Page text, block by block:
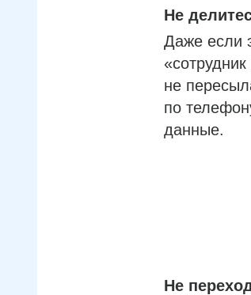
Не
Даже если
не
по
данные.
Не